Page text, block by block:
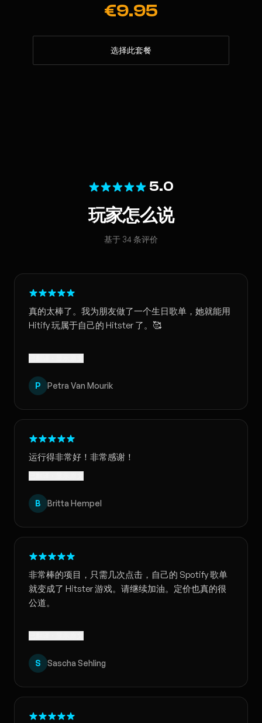
€9.95
选择此套餐
5.0
玩家怎么说
基于 34 条评价
真的太棒了。我为朋友做了一个生日歌单，她就能用
Hitify 玩属于自己的 Hitster 了。🥰
P Petra Van Mourik
运行得非常好！非常感谢！
B Britta Hempel
非常棒的项目，只需几次点击，自己的 Spotify 歌单
就变成了 Hitster 游戏。请继续加油。定价也真的很
公道。
S Sascha Sehling